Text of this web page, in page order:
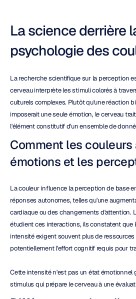
La science derrière
psychologie des
La recherche scientifique sur la perception
cerveau interprète les stimuli colorés à
culturels complexes. Plutôt qu'une réaction
imposerait une seule émotion, le cerveau
l'élément constitutif d'un ensemble de
Comment les
émotions et les
La couleur influence la perception de base
réponses autonomes, telles qu'une
cardiaque ou des changements d'attention.
étudient ces interactions, ils constatent que
intensité exigent souvent plus de
potentiellement l'effort cognitif requis pour
Cette intensité n'est pas un état émotionnel
stimulus qui prépare le cerveau à une